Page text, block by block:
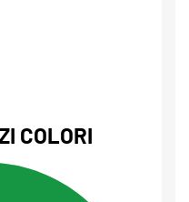
COLORI